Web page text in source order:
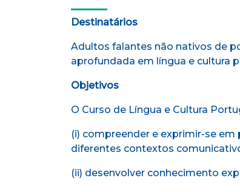
Destinatários
Adultos falantes não nativos de
aprofundada em língua e cultura
Objetivos
O Curso de Língua e Cultura
(i) compreender e exprimir-se
diferentes contextos
(ii) desenvolver conhecimento